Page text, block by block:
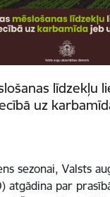
līdzekļu
uz
sezonai, Valsts
atgādina par